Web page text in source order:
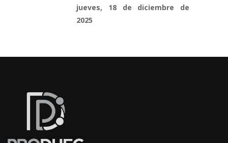
jueves, 18 de diciembre de
2025